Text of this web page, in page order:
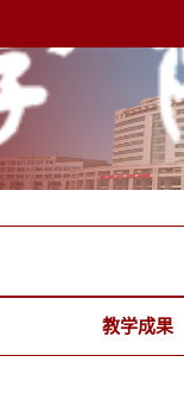
教学成果